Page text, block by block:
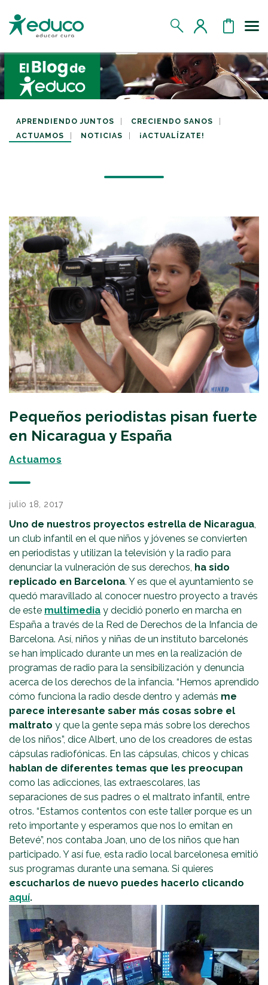
MIS DATOS
MIS APADRINADOS
MIS RETOS SOLIDARIOS
APRENDIENDO JUNTOS
CRECIENDO SANOS
ACTUAMOS
NOTICIAS ¡ACTUALÍZATE!
Pequeños periodistas pisan fuerte
en Nicaragua y España
Actuamos
julio 18, 2017
Uno de nuestros proyectos estrella de Nicaragua,
un club infantil en el que niños y jóvenes se convierten
en periodistas y utilizan la televisión y la radio para
denunciar la vulneración de sus derechos, ha sido
replicado en Barcelona. Y es que el ayuntamiento se
quedó maravillado al conocer nuestro proyecto a través
de este multimedia y decidió ponerlo en marcha en
España a través de la Red de Derechos de la Infancia de
Barcelona. Así, niños y niñas de un instituto barcelonés
se han implicado durante un mes en la realización de
programas de radio para la sensibilización y denuncia
acerca de los derechos de la infancia. “Hemos aprendido
cómo funciona la radio desde dentro y además me
parece interesante saber más cosas sobre el
maltrato y que la gente sepa más sobre los derechos
de los niños”, dice Albert, uno de los creadores de estas
cápsulas radiofónicas. En las cápsulas, chicos y chicas
hablan de diferentes temas que les preocupan
como las adicciones, las extraescolares, las
separaciones de sus padres o el maltrato infantil, entre
otros. “Estamos contentos con este taller porque es un
reto importante y esperamos que nos lo emitan en
Betevé”, nos contaba Joan, uno de los niños que han
participado. Y así fue, esta radio local barcelonesa emitió
sus programas durante una semana. Si quieres
escucharlos de nuevo puedes hacerlo clicando
aquí.